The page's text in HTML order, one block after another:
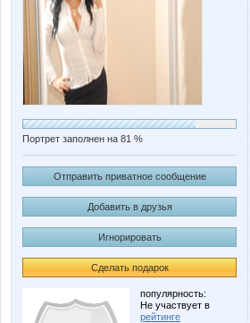
Портрет заполнен на 81 %
Отправить приватное сообщение
Добавить в друзья
Игнорировать
Сделать подарок
популярность:
Не участвует в
рейтинге